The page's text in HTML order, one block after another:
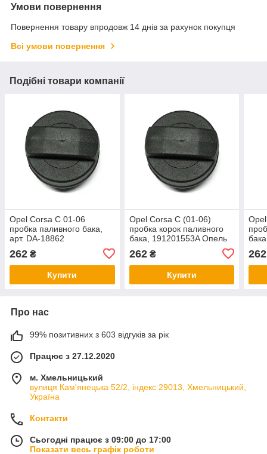
Умови повернення
Повернення товару впродовж 14 днів за рахунок покупця
Всі умови повернення
Подібні товари компанії
Opel Corsa C 01-06
пробка паливного бака,
арт. DA-18862
262 ₴
Купити
Opel Corsa C (01-06)
пробка корок паливного
бака, 191201553A Опель
262₴
Купити
262
Про нас
99% позитивних з 603 відгуків за рік
Працює з 27.12.2020
м. Хмельницький
вулиця Кам'янецька 52/2, індекс 29013, Хмельницький,
Україна
Контакти
Сьогодні працює з 09:00 до 17:00
Показати весь графік роботи